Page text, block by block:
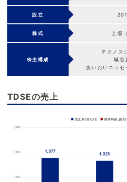
設立
株式 上場
株主構成
テクノス
城谷
あいおいニッセ
TDSEの売上